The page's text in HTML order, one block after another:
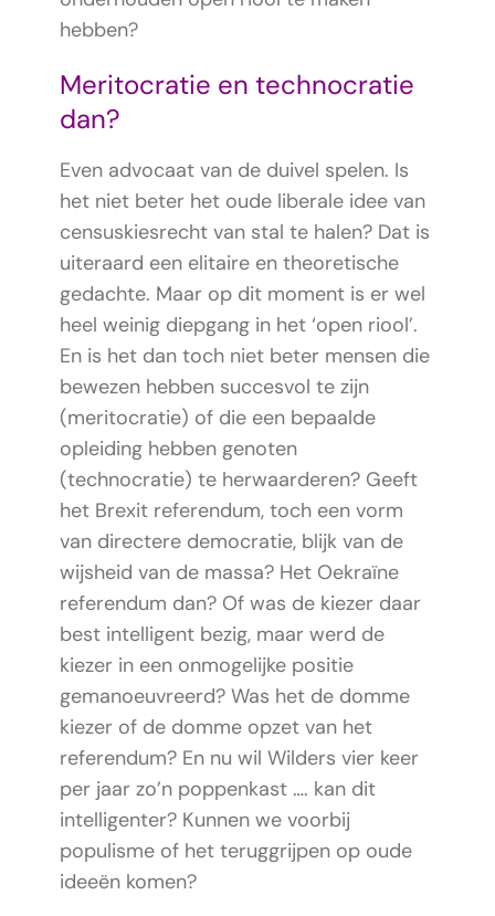
hebben?
Meritocratie en technocratie
dan?
Even advocaat van de duivel spelen. Is
het niet beter het oude liberale idee van
censuskiesrecht van stal te halen? Dat is
uiteraard een elitaire en theoretische
gedachte. Maar op dit moment is er wel
heel weinig diepgang in het ‘open riool’.
En is het dan toch niet beter mensen die
bewezen hebben succesvol te zijn
(meritocratie) of die een bepaalde
opleiding hebben genoten
(technocratie) te herwaarderen? Geeft
het Brexit referendum, toch een vorm
van directere democratie, blijk van de
wijsheid van de massa? Het Oekraïne
referendum dan? Of was de kiezer daar
best intelligent bezig, maar werd de
kiezer in een onmogelijke positie
gemanoeuvreerd? Was het de domme
kiezer of de domme opzet van het
referendum? En nu wil Wilders vier keer
per jaar zo’n poppenkast …. kan dit
intelligenter? Kunnen we voorbij
populisme of het teruggrijpen op oude
ideeën komen?